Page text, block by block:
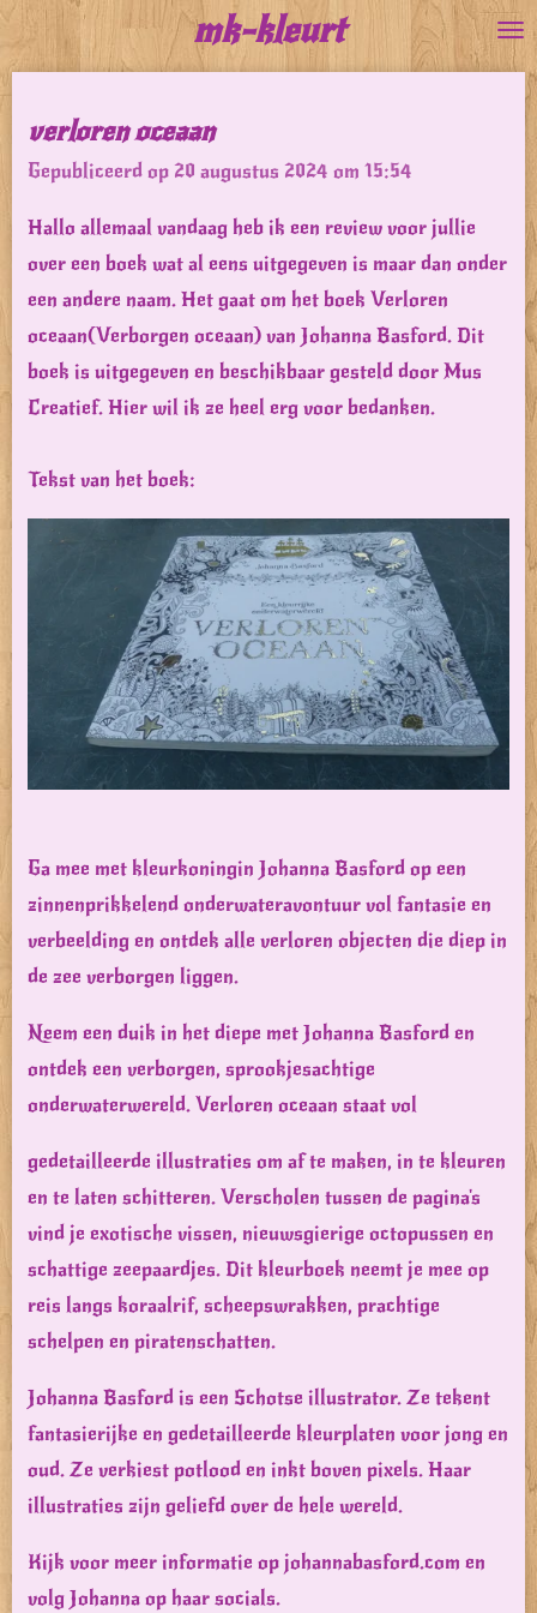
direct
de
hoofdinhoud
mk-kleurt
verloren oceaan
Gepubliceerd op 20 augustus 2024 om 15:54
Hallo allemaal vandaag heb ik een review voor jullie
over een boek wat al eens uitgegeven is maar dan onder
een andere naam. Het gaat om het boek Verloren
oceaan(Verborgen oceaan) van Johanna Basford. Dit
boek is uitgegeven en beschikbaar gesteld door Mus
Creatief. Hier wil ik ze heel erg voor bedanken.
Tekst van het boek:
Ga mee met kleurkoningin Johanna Basford op een
zinnenprikkelend onderwateravontuur vol fantasie en
verbeelding en ontdek alle verloren objecten die diep in
de zee verborgen liggen.
Neem een duik in het diepe met Johanna Basford en
ontdek een verborgen, sprookjesachtige
onderwaterwereld. Verloren oceaan staat vol
gedetailleerde illustraties om af te maken, in te kleuren
en te laten schitteren. Verscholen tussen de pagina's
vind je exotische vissen, nieuwsgierige octopussen en
schattige zeepaardjes. Dit kleurboek neemt je mee op
reis langs koraalrif, scheepswrakken, prachtige
schelpen en piratenschatten.
Johanna Basford is een Schotse illustrator. Ze tekent
fantasierijke en gedetailleerde kleurplaten voor jong en
oud. Ze verkiest potlood en inkt boven pixels. Haar
illustraties zijn geliefd over de hele wereld.
Kijk voor meer informatie op johannabasford.com en
volg Johanna op haar socials.